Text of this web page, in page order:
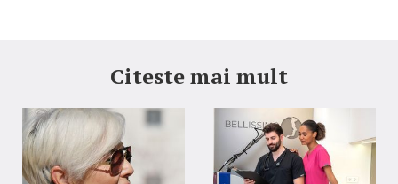
Citeste mai mult